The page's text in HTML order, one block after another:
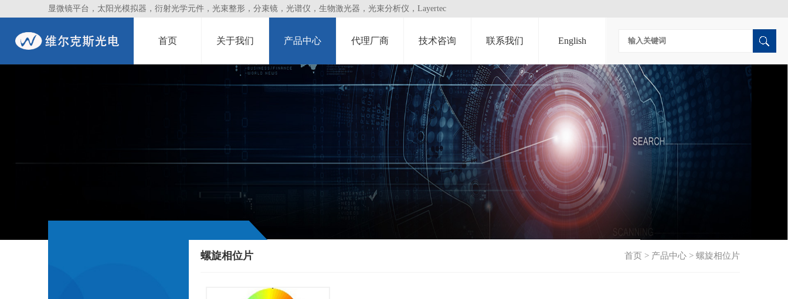
显微镜平台，太阳光模拟器，衍射光学元件，光束整形，分束镜，光谱仪，生物激光器，光束分析仪，Layertec
首页 关于我们 产品中心 代理厂商 技术咨询 联系我们 English
螺旋相位片 首页 > 产品中心 > 螺旋相位片